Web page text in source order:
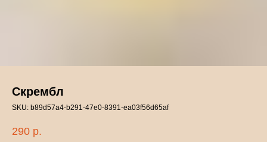
Скрембл
SKU: b89d57a4-b291-47e0-8391-ea03f56d65af
290 р.